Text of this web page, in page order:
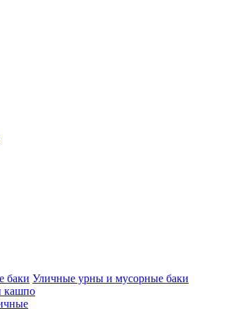
Уличные урны и мусорные баки
кашпо